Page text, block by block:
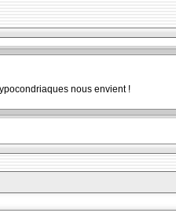
nous envient !